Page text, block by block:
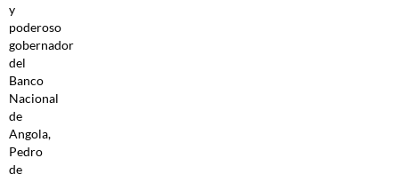
y
poderoso
gobernador
del
Banco
Nacional
de
Angola,
Pedro
de